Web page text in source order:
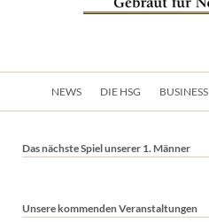
NEWS DIE HSG BUSINESS
Das nächste Spiel unserer 1. Männer
Unsere kommenden Veranstaltungen